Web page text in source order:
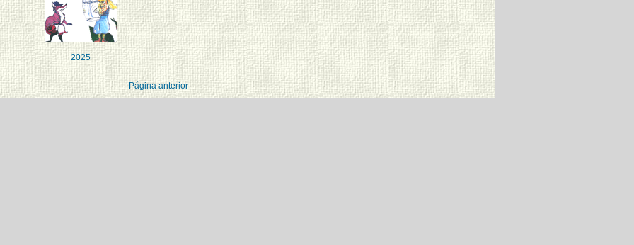
2025
Página anterior